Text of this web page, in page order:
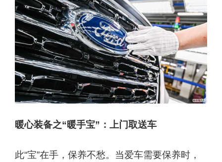
暖心装备之“暖手宝”：上门取送车
此“宝”在手，保养不愁。当爱车需要保养时，